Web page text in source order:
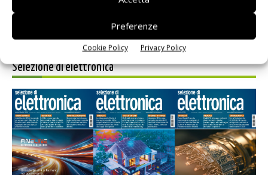
Preferenze
Cookie Policy Privacy Policy
Selezione di elettronica